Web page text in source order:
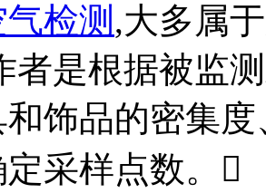
气检测 ,大多属
者是根据被监
饰品的密集
采样点数。